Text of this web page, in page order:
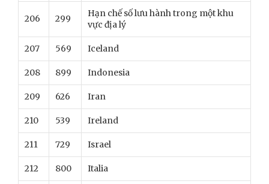
206 299
Hạn chế số lưu hành trong một khu
vực địa lý
207 569 Iceland
208 899 Indonesia
209 626 Iran
210 539 Ireland
211 729 Israel
212 800 Italia